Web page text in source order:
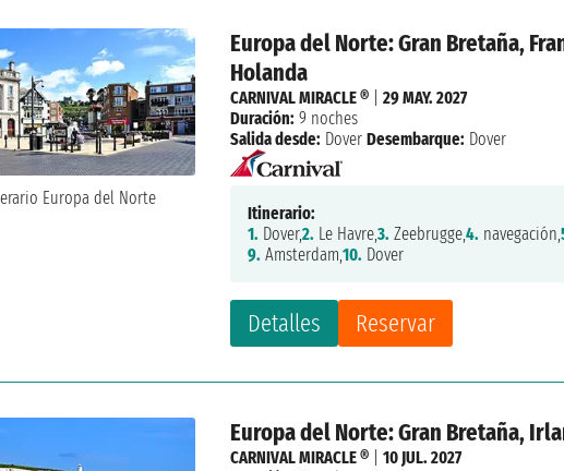
Europa del Norte: Gran Bretaña,
Holanda
Detalles Reservar
CARNIVAL MIRACLE ® |29 MAY. 2027
Duración: 9 noches
Salida desde: Dover Desembarque: Dover
Itinerario:
1. Dover,2. Le Havre,3. Zeebrugge,4. navegación,
9. Amsterdam,10. Dover
Europa del Norte: Gran Bretaña,
CARNIVAL MIRACLE ® |10 JUL. 2027